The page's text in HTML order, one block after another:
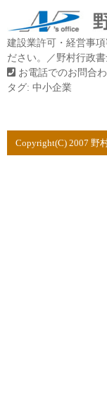
建設業許可・経営事
ださい。／野村行政
お電話でのお問合
タグ: 中小企業
Copyright(C) 2007 野